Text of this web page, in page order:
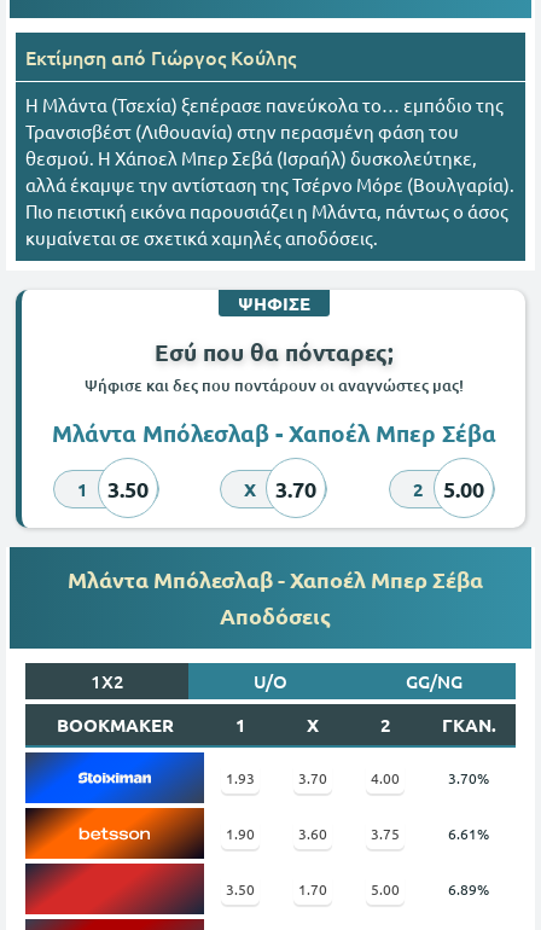
Εκτίμηση από Γιώργος Κούλης
Η Μλάντα (Τσεχία) ξεπέρασε πανεύκολα το… εμπόδιο της
Τρανσισβέστ (Λιθουανία) στην περασμένη φάση του
θεσμού. Η Χάποελ Μπερ Σεβά (Ισραήλ) δυσκολεύτηκε,
αλλά έκαμψε την αντίσταση της Τσέρνο Μόρε (Βουλγαρία).
Πιο πειστική εικόνα παρουσιάζει η Μλάντα, πάντως ο άσος
κυμαίνεται σε σχετικά χαμηλές αποδόσεις.
ΨΗΦΙΣΕ
Εσύ που θα πόνταρες;
Ψήφισε και δες που ποντάρουν οι αναγνώστες μας!
Μλάντα Μπόλεσλαβ - Χαποέλ Μπερ Σέβα
1 3.50 X 3.70 2 5.00
Μλάντα Μπόλεσλαβ - Χαποέλ Μπερ Σέβα
Αποδόσεις
1X2 U/O
GG/NG
BOOKMAKER
1 X 2 ΓΚΑΝ.
1.93 3.70 4.00 3.70%
1.90 3.60 3.75 6.61%
3.50 1.70 5.00 6.89%